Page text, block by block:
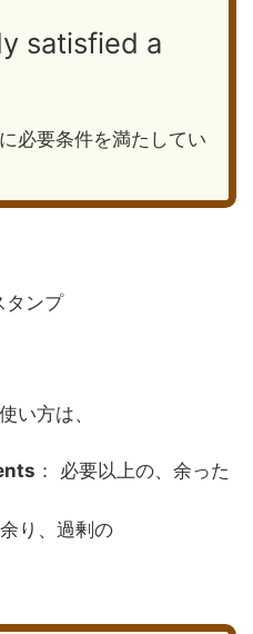
satisfied a
必要条件を満たしてい
い方は、
： 必要以上の、余った
り、過剰の